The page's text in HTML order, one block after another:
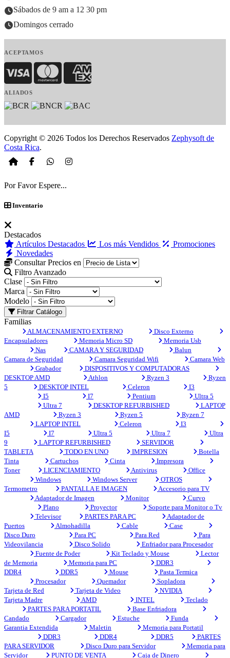
Sábados de 9 am a 12 30 pm
Domingos cerrado
ACEPTAMOS
Visa MasterCardAmerican Express
ALIADOS
Copyright © 2026 Todos los Derechos Reservados Zephysoft de
Costa Rica.
Por Favor Espere...
Inventario
Destacados
Artículos Destacados
Los más Vendidos
Promociones
Novedades
Consultar Precios en
Filtro Avanzado
Clase
Marca
Modelo
Filtrar Catálogo
Familias
ALMACENAMIENTO EXTERNO
Disco Externo
Encapsuladores
Memoria Micro SD
Memoria Usb
Nas
CAMARA Y SEGURIDAD
Balun
Camara de Seguridad
Camara Seguridad Wifi
Camara Web
Grabador
DISPOSITIVOS Y COMPUTADORAS
DESKTOP AMD
Athlon Ryzen 3
Ryzen
5
DESKTOP INTEL Celeron
I3
I5
I7 Pentium
Ultra 5
Ultra 7
DESKTOP REFURBISHED
LAPTOP
AMD
Ryzen 3 Ryzen 5
Ryzen 7
LAPTOP INTEL
Celeron
I3
I5
I7 Ultra 5 Ultra 7
Ultra
9
LAPTOP REFURBISHED
SERVIDOR
TABLETA
TODO EN UNO IMPRESION
Botella
Tinta
Cartuchos Cinta
Impresora
Toner
LICENCIAMIENTO Antivirus
Office
Windows
Windows Server
OTROS
Termometro
PANTALLA E IMAGEN
Accesorio para TV
Adaptador de Imagen
Monitor
Curvo
Plano
Proyector
Soporte para Monitor o Tv
Televisor
PARTES PARA PC
Adaptador de
Puertos
Almohadilla Cable
Case
Disco Duro
Para PC Para Red
Para
Videovilancia
Disco Solido
Enfriador para Procesador
Fuente de Poder
Kit Teclado y Mouse
Lector
de Memoria
Memoria para PC
DDR3
DDR4
DDR5 Mouse
Pasta Termica
Procesador
Quemador
Sopladora
Tarjeta de Red
Tarjeta de Video
NVIDIA
Tarjeta Madre
AMD INTEL
Teclado
PARTES PARA PORTATIL
Base Enfriadora
Candado
Cargador Estuche
Funda
Garantia Extendida
Maletin
Memoria para Portatil
DDR3
DDR4 DDR5
PARTES
PARA SERVIDOR
Disco Duro para Servidor
Memoria para
Servidor
PUNTO DE VENTA Caja de Dinero